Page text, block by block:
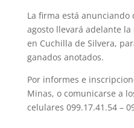
La firma está anunciando
agosto llevará adelante
en Cuchilla de Silvera,
ganados anotados.
Por informes e
Minas, o comunicarse a
celulares 099.17.41.54 –